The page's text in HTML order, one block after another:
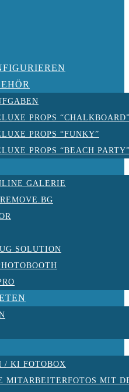
PROPS
PROPS “FUNKY”
PROPS “BEACH
GALERIE
SOLUTION
/ KI FOTOBOX
MITARBEITERFOTOS MIT